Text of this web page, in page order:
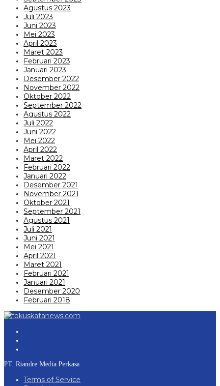
Agustus 2023
Juli 2023
Juni 2023
Mei 2023
April 2023
Maret 2023
Februari 2023
Januari 2023
Desember 2022
November 2022
Oktober 2022
September 2022
Agustus 2022
Juli 2022
Juni 2022
Mei 2022
April 2022
Maret 2022
Februari 2022
Januari 2022
Desember 2021
November 2021
Oktober 2021
September 2021
Agustus 2021
Juli 2021
Juni 2021
Mei 2021
April 2021
Maret 2021
Februari 2021
Januari 2021
Desember 2020
Februari 2018
PT. Riandre Media Perkasa
Terms of Service